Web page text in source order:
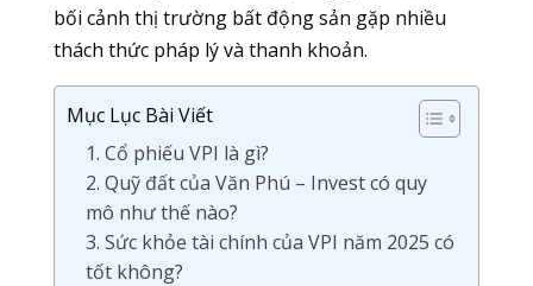
bối cảnh thị trường bất động sản gặp nhiều
thách thức pháp lý và thanh khoản.
Mục Lục Bài Viết
1. Cổ phiếu VPI là gì?
2. Quỹ đất của Văn Phú – Invest có quy
mô như thế nào?
3. Sức khỏe tài chính của VPI năm 2025 có
tốt không?